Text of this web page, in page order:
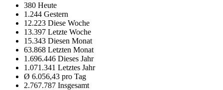
380 Heute
1.244 Gestern
12.223 Diese Woche
13.397 Letzte Woche
15.343 Diesen Monat
63.868 Letzten Monat
1.696.446 Dieses Jahr
1.071.341 Letztes Jahr
Ø 6.056,43 pro Tag
2.767.787 Insgesamt